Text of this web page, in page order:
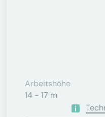
Arbeitshöhe
14 - 17 m